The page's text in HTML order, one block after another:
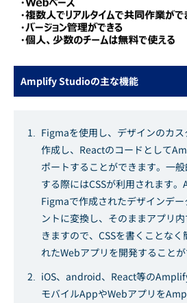
Amplify Studioの主な機能
Figmaを使用し、デザインのカ
作成し、Reactのコードとして
ポートすることができます。一
する際にはCSSが利用されます
Figmaで作成されたデザインデ
ントに変換し、そのままアプリ
きますので、CSSを書くことな
れたWebアプリを開発することが
iOS、android、React等の
モバイルAppやWebアプリを